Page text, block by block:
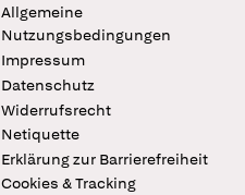
Allgemeine
Nutzungsbedingungen
Impressum
Datenschutz
Widerrufsrecht
Netiquette
Erklärung zur Barrierefreiheit
Cookies & Tracking